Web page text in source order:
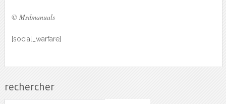
© Msdmanuals
[social_warfare]
rechercher